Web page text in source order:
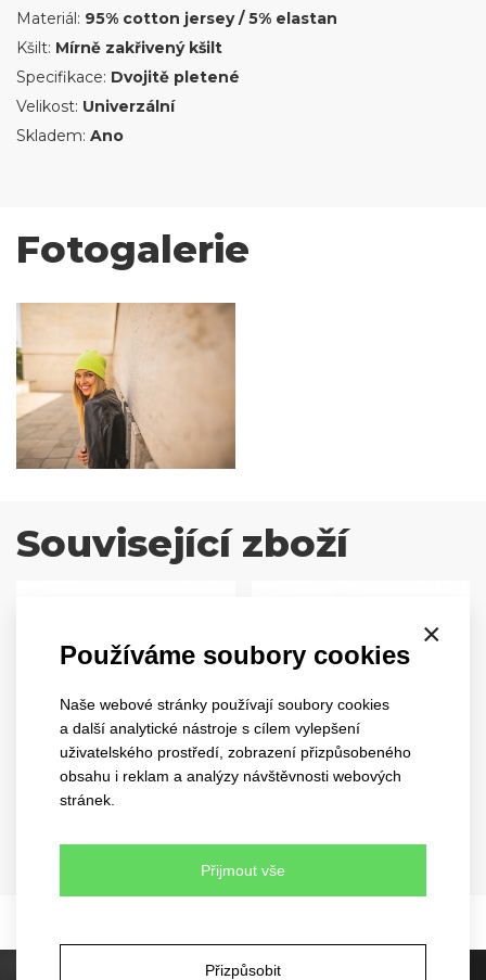
×
Používáme soubory cookies
Naše webové stránky používají soubory cookies
a další analytické nástroje s cílem vylepšení
uživatelského prostředí, zobrazení přizpůsobeného
obsahu i reklam a analýzy návštěvnosti webových
stránek.
Přijmout vše
Přizpůsobit
Materiál: 95% cotton jersey / 5% elastan
Kšilt: Mírně zakřivený kšilt
Specifikace: Dvojitě pletené
Velikost: Univerzální
Skladem: Ano
Fotogalerie
Související zboží
long jersey